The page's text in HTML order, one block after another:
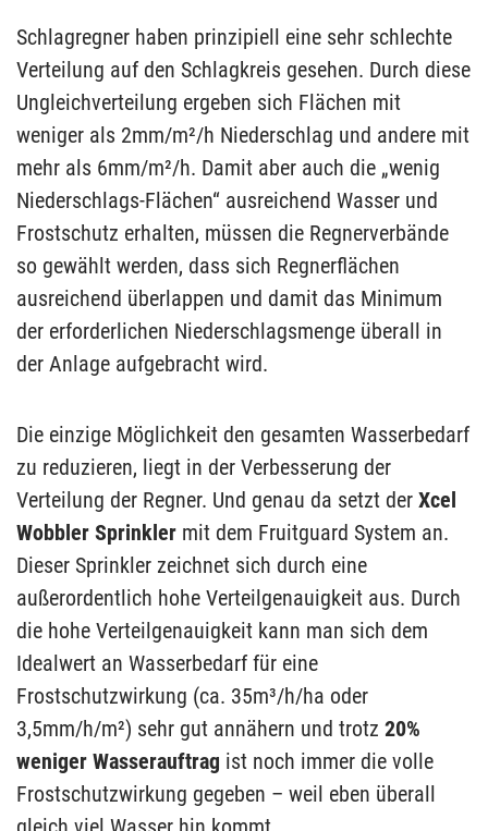
Schlagregner haben prinzipiell eine sehr schlechte
Verteilung auf den Schlagkreis gesehen. Durch diese
Ungleichverteilung ergeben sich Flächen mit
weniger als 2mm/m²/h Niederschlag und andere mit
mehr als 6mm/m²/h. Damit aber auch die „wenig
Niederschlags-Flächen“ ausreichend Wasser und
Frostschutz erhalten, müssen die Regnerverbände
so gewählt werden, dass sich Regnerflächen
ausreichend überlappen und damit das Minimum
der erforderlichen Niederschlagsmenge überall in
der Anlage aufgebracht wird.
Die einzige Möglichkeit den gesamten Wasserbedarf
zu reduzieren, liegt in der Verbesserung der
Verteilung der Regner. Und genau da setzt der Xcel
Wobbler Sprinkler mit dem Fruitguard System an.
Dieser Sprinkler zeichnet sich durch eine
außerordentlich hohe Verteilgenauigkeit aus. Durch
die hohe Verteilgenauigkeit kann man sich dem
Idealwert an Wasserbedarf für eine
Frostschutzwirkung (ca. 35m³/h/ha oder
3,5mm/h/m²) sehr gut annähern und trotz 20%
weniger Wasserauftrag ist noch immer die volle
Frostschutzwirkung gegeben – weil eben überall